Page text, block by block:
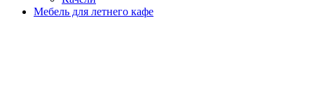
Мебель для летнего кафе